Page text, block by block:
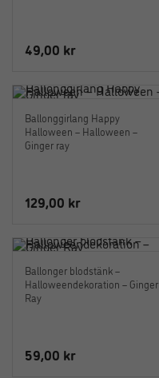
49,00 kr
Ballonggirlang Happy
Halloween – Halloween –
Ginger ray
129,00 kr
Ballonger blodstänk –
Halloweendekoration – Ginger
Ray
59,00 kr